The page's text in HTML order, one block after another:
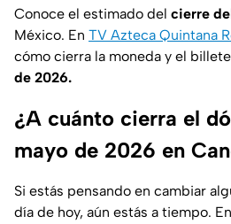
Conoce el estimado del cierre
México. En TV Azteca Quintana
cómo cierra la moneda y el
de 2026.
¿A cuánto cierra el
mayo de 2026 en
Si estás pensando en cambiar
día de hoy, aún estás a tiempo.